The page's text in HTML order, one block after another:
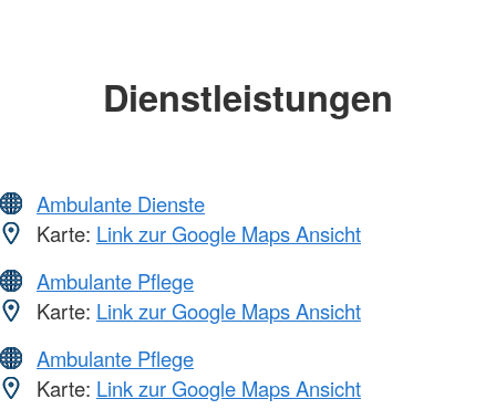
Dienstleistungen
Ambulante Dienste
Karte: Link zur Google Maps Ansicht
Ambulante Pflege
Karte: Link zur Google Maps Ansicht
Ambulante Pflege
Karte: Link zur Google Maps Ansicht